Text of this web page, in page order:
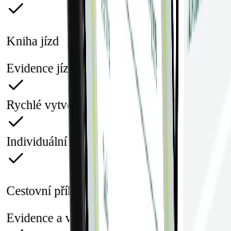
Kniha jízd
Evidence jízd a stavu tachometru
Rychlé vytvoření jízdy zpět a opakování jízdy
Individuální i hromadná upozornění řidičům
Cestovní příkazy
Evidence a vyúčtování služebních cest